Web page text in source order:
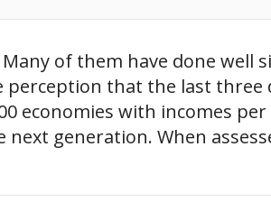
of them have done well
that the last three
with incomes per
generation. When